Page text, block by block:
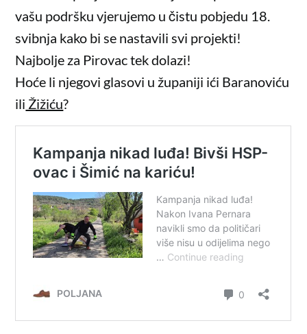
vašu podršku vjerujemo u čistu pobjedu 18.
svibnja kako bi se nastavili svi projekti!
Najbolje za Pirovac tek dolazi!
Hoće li njegovi glasovi u županiji ići Baranoviću
ili Žižiću?